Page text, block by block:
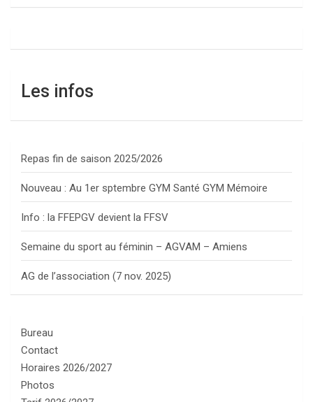
Les infos
Repas fin de saison 2025/2026
Nouveau : Au 1er sptembre GYM Santé GYM Mémoire
Info : la FFEPGV devient la FFSV
Semaine du sport au féminin – AGVAM – Amiens
AG de l’association (7 nov. 2025)
Bureau
Contact
Horaires 2026/2027
Photos